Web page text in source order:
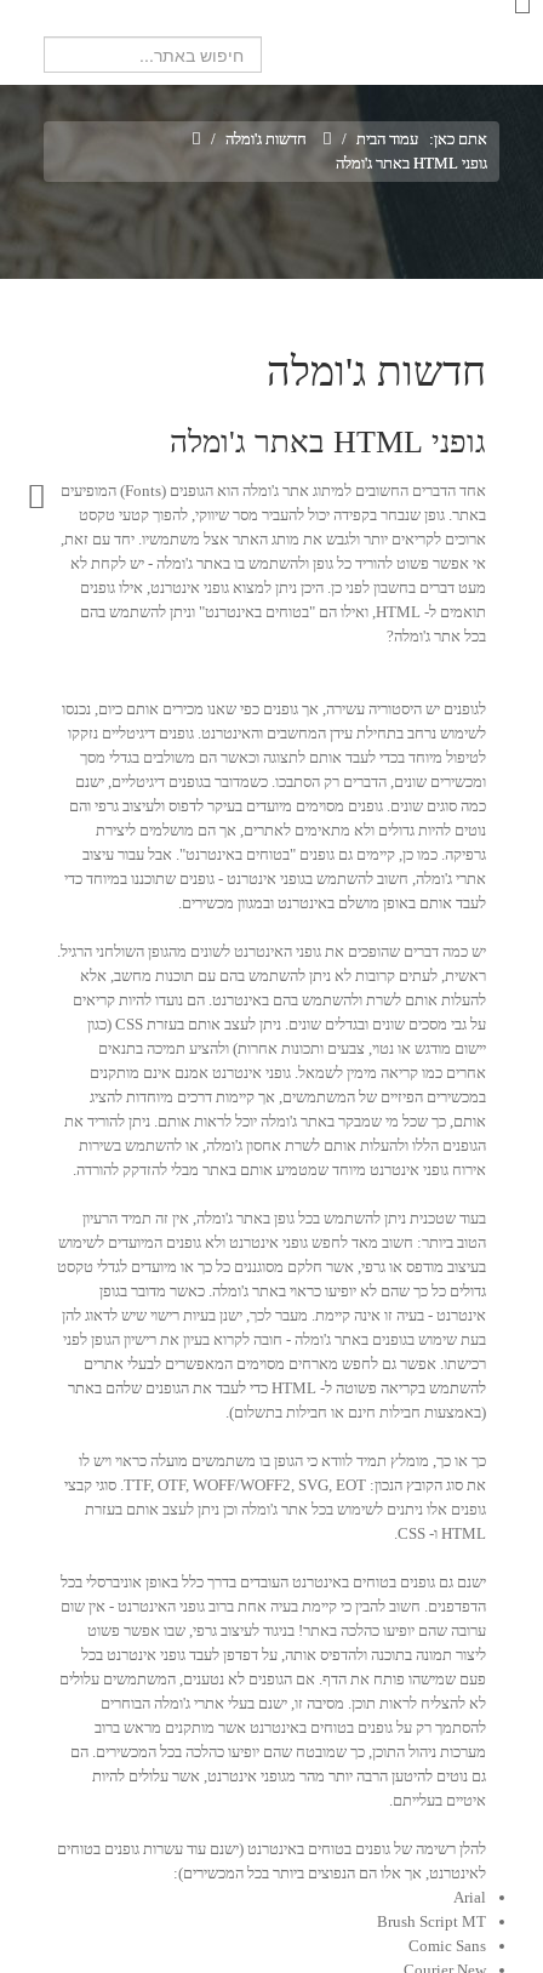
אתם כאן: עמוד הבית / חדשות ג'ומלה /
גופני HTML באתר ג'ומלה
חדשות ג'ומלה
גופני HTML באתר ג'ומלה
אחד הדברים החשובים למיתוג אתר ג'ומלה הוא הגופנים (Fonts) המופיעים
באתר. גופן שנבחר בקפידה יכול להעביר מסר שיווקי, להפוך קטעי טקסט
ארוכים לקריאים יותר ולגבש את מותג האתר אצל משתמשיו. יחד עם זאת,
אי אפשר פשוט להוריד כל גופן ולהשתמש בו באתר ג'ומלה - יש לקחת לא
מעט דברים בחשבון לפני כן. היכן ניתן למצוא גופני אינטרנט, אילו גופנים
תואמים ל- HTML, ואילו הם "בטוחים באינטרנט" וניתן להשתמש בהם
בכל אתר ג'ומלה?
לגופנים יש היסטוריה עשירה, אך גופנים כפי שאנו מכירים אותם כיום, נכנסו
לשימוש נרחב בתחילת עידן המחשבים והאינטרנט. גופנים דיגיטליים נזקקו
לטיפול מיוחד בכדי לעבד אותם לתצוגה וכאשר הם משולבים בגדלי מסך
ומכשירים שונים, הדברים רק הסתבכו. כשמדובר בגופנים דיגיטליים, ישנם
כמה סוגים שונים. גופנים מסוימים מיועדים בעיקר לדפוס ולעיצוב גרפי והם
נוטים להיות גדולים ולא מתאימים לאתרים, אך הם מושלמים ליצירת
גרפיקה. כמו כן, קיימים גם גופנים "בטוחים באינטרנט". אבל עבור עיצוב
אתרי ג'ומלה, חשוב להשתמש בגופני אינטרנט - גופנים שתוכננו במיוחד כדי
לעבד אותם באופן מושלם באינטרנט ובמגוון מכשירים.
יש כמה דברים שהופכים את גופני האינטרנט לשונים מהגופן השולחני הרגיל.
ראשית, לעתים קרובות לא ניתן להשתמש בהם עם תוכנות מחשב, אלא
להעלות אותם לשרת ולהשתמש בהם באינטרנט. הם נועדו להיות קריאים
על גבי מסכים שונים ובגדלים שונים. ניתן לעצב אותם בעזרת CSS (כגון
יישום מודגש או נטוי, צבעים ותכונות אחרות) ולהציע תמיכה בתנאים
אחרים כמו קריאה מימין לשמאל. גופני אינטרנט אמנם אינם מותקנים
במכשירים הפיזיים של המשתמשים, אך קיימות דרכים מיוחדות להציג
אותם, כך שכל מי שמבקר באתר ג'ומלה יוכל לראות אותם. ניתן להוריד את
הגופנים הללו ולהעלות אותם לשרת אחסון ג'ומלה, או להשתמש בשירות
אירוח גופני אינטרנט מיוחד שמטמיע אותם באתר מבלי להזדקק להורדה.
בעוד שטכנית ניתן להשתמש בכל גופן באתר ג'ומלה, אין זה תמיד הרעיון
הטוב ביותר: חשוב מאד לחפש גופני אינטרנט ולא גופנים המיועדים לשימוש
בעיצוב מודפס או גרפי, אשר חלקם מסוגננים כל כך או מיועדים לגדלי טקסט
גדולים כל כך שהם לא יופיעו כראוי באתר ג'ומלה. כאשר מדובר בגופן
אינטרנט - בעיה זו אינה קיימת. מעבר לכך, ישנן בעיות רישוי שיש לדאוג להן
בעת שימוש בגופנים באתר ג'ומלה - חובה לקרוא בעיון את רישיון הגופן לפני
רכישתו. אפשר גם לחפש מארחים מסוימים המאפשרים לבעלי אתרים
להשתמש בקריאה פשוטה ל- HTML כדי לעבד את הגופנים שלהם באתר
(באמצעות חבילות חינם או חבילות בתשלום).
כך או כך, מומלץ תמיד לוודא כי הגופן בו משתמשים מועלה כראוי ויש לו
את סוג הקובץ הנכון: TTF, OTF, WOFF/WOFF2, SVG, EOT. סוגי קבצי
גופנים אלו ניתנים לשימוש בכל אתר ג'ומלה וכן ניתן לעצב אותם בעזרת
HTML ו- CSS.
ישנם גם גופנים בטוחים באינטרנט העובדים בדרך כלל באופן אוניברסלי בכל
הדפדפנים. חשוב להבין כי קיימת בעיה אחת ברוב גופני האינטרנט - אין שום
ערובה שהם יופיעו כהלכה באתר! בניגוד לעיצוב גרפי, שבו אפשר פשוט
ליצור תמונה בתוכנה ולהדפיס אותה, על דפדפן לעבד גופני אינטרנט בכל
פעם שמישהו פותח את הדף. אם הגופנים לא נטענים, המשתמשים עלולים
לא להצליח לראות תוכן. מסיבה זו, ישנם בעלי אתרי ג'ומלה הבוחרים
להסתמך רק על גופנים בטוחים באינטרנט אשר מותקנים מראש ברוב
מערכות ניהול התוכן, כך שמובטח שהם יופיעו כהלכה בכל המכשירים. הם
גם נוטים להיטען הרבה יותר מהר מגופני אינטרנט, אשר עלולים להיות
איטיים בעלייתם.
להלן רשימה של גופנים בטוחים באינטרנט (ישנם עוד עשרות גופנים בטוחים
לאינטרנט, אך אלו הם הנפוצים ביותר בכל המכשירים):
Arial
Brush Script MT
Comic Sans